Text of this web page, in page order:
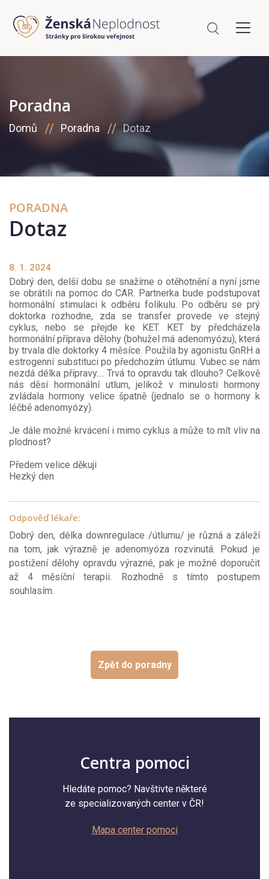
Poradna
Domů Poradna Dotaz
PORADNA
Dotaz
8. 1. 2024
Dobrý den, delší dobu se snažíme o otěhotnění a nyní jsme
se obrátili na pomoc do CAR. Partnerka bude podstupovat
hormonální stimulaci k odběru folikulu. Po odběru se prý
doktorka rozhodne, zda se transfer provede ve stejný
cyklus, nebo se přejde ke KET. KET by předcházela
hormonální příprava dělohy (bohužel má adenomyózu), která
by trvala dle doktorky 4 měsíce. Použila by agonistu GnRH a
estrogenní substituci po předchozím útlumu. Vubec se nám
nezdá délka přípravy.... Trvá to opravdu tak dlouho? Celkově
nás děsí hormonální utlum, jelikož v minulosti hormony
zvládala hormony velice špatně (jednalo se o hormony k
léčbě adenomyózy).
Je dále možné krvácení i mimo cyklus a může to mít vliv na
plodnost?
Předem velice děkuji
Hezký den
Odpověď lékaře:
Dobrý den, délka downregulace /útlumu/ je různá a záleží
na tom, jak výrazně je adenomyóza rozvinutá. Pokud je
postižení dělohy opravdu výrazné, pak je možné doporučit
až 4 měsíční terapii. Rozhodně s tímto postupem
souhlasím.
Zpět do poradny
Centra pomoci
Hledáte pomoc? Navštivte některé
ze specializovaných center v ČR!
Mapa center pomoci